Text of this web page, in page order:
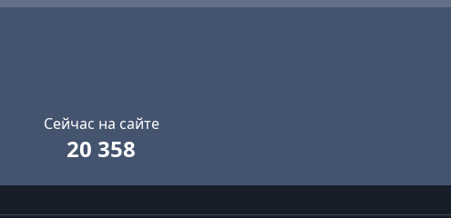
Сейчас на сайте
20 358